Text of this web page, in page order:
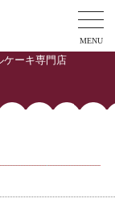
MENU
ケーキ専門店